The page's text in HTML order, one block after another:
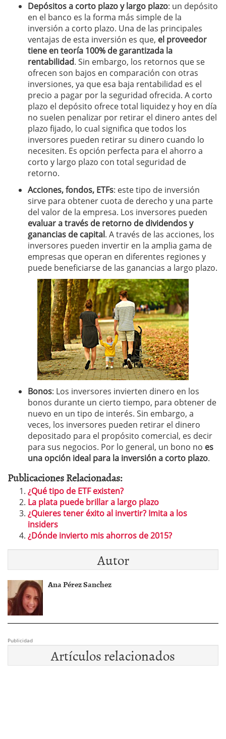
Depósitos a corto plazo y largo plazo: un depósito
en el banco es la forma más simple de la
inversión a corto plazo. Una de las principales
ventajas de esta inversión es que, el proveedor
tiene en teoría 100% de garantizada la
rentabilidad. Sin embargo, los retornos que se
ofrecen son bajos en comparación con otras
inversiones, ya que esa baja rentabilidad es el
precio a pagar por la seguridad ofrecida. A corto
plazo el depósito ofrece total liquidez y hoy en día
no suelen penalizar por retirar el dinero antes del
plazo fijado, lo cual significa que todos los
inversores pueden retirar su dinero cuando lo
necesiten. Es opción perfecta para el ahorro a
corto y largo plazo con total seguridad de
retorno.
Acciones, fondos, ETFs: este tipo de inversión
sirve para obtener cuota de derecho y una parte
del valor de la empresa. Los inversores pueden
evaluar a través de retorno de dividendos y
ganancias de capital. A través de las acciones, los
inversores pueden invertir en la amplia gama de
empresas que operan en diferentes regiones y
puede beneficiarse de las ganancias a largo plazo.
Bonos: Los inversores invierten dinero en los
bonos durante un cierto tiempo, para obtener de
nuevo en un tipo de interés. Sin embargo, a
veces, los inversores pueden retirar el dinero
depositado para el propósito comercial, es decir
para sus negocios. Por lo general, un bono no es
una opción ideal para la inversión a corto plazo.
Publicaciones Relacionadas:
¿Qué tipo de ETF existen?
La plata puede brillar a largo plazo
¿Quieres tener éxito al invertir? Imita a los
insiders
¿Dónde invierto mis ahorros de 2015?
Autor
Ana Pérez Sanchez
Publicidad
Artículos relacionados